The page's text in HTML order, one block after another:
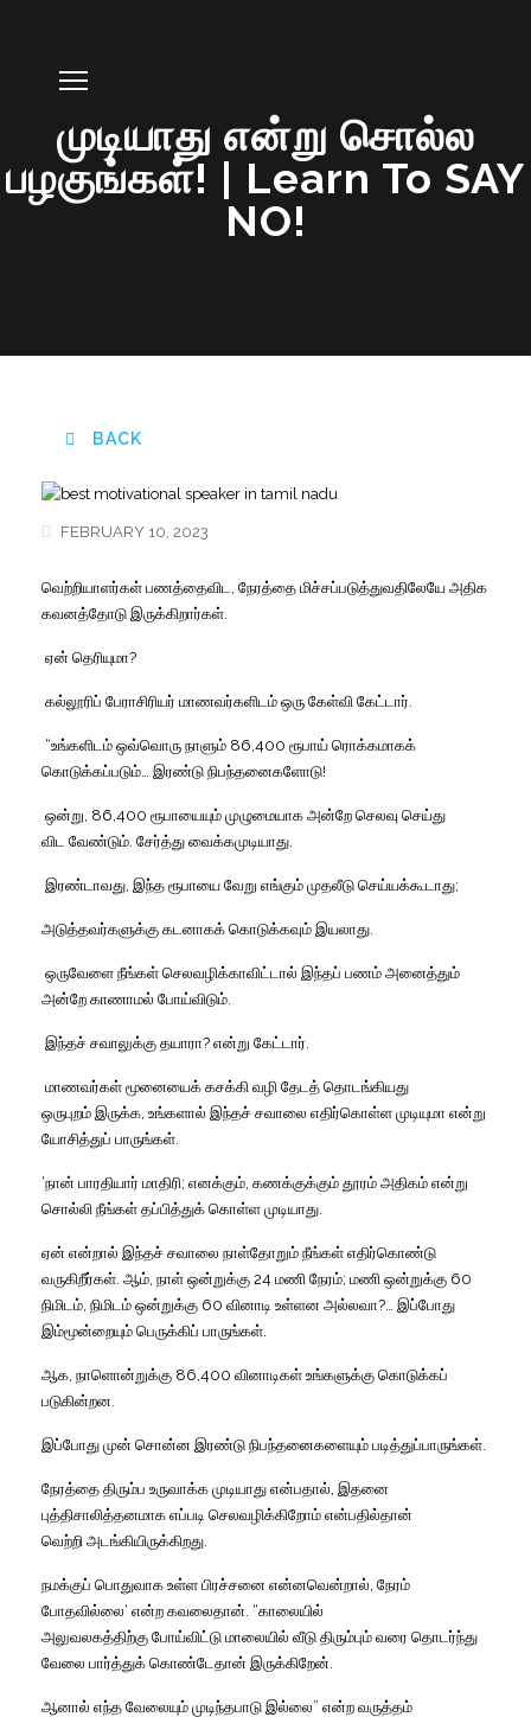
முடியாது என்று சொல்ல
பழகுங்கள்! | Learn To SAY
NO!
BACK
FEBRUARY 10, 2023
வெற்றியாளர்கள் பணத்தைவிட நேரத்தை மிச்சப்படுத்துவதிலேயே அதிக
கவனத்தோடு இருக்கிறார்கள்
ஏன் தெரியுமா?
கல்லூரிப் பேராசிரியர் மாணவர்களிடம் ஒரு கேள்வி கேட்டார்
“உங்களிடம் ஒவ்வொரு நாளும் 86,400 ரூபாய் ரொக்கமாகக்
கொடுக்கப்படும்
இரண்டு நிபந்தனைகளோடு!
ஒன்று , 86,400 ரூபாயையும் முழுமையாக அன்றே செலவு செய்து
விட
வேண்டும் சேர்த்து வைக்கமுடியாது
இரண்டாவது இந்த ரூபாயை வேறு எங்கும் முதலீடு செய்யக்கூடாது;
அடுத்தவர்களுக்கு கடனாகக் கொடுக்கவும் இயலாது
ஒருவேளை நீங்கள் செலவழிக்காவிட்டால் இந்தப் பணம் அனைத்தும்
அன்றே காணாமல் போய்விடும்
இந்தச் சவாலுக்கு தயாரா? என்று கேட்டார்
மாணவர்கள் மூனையைக் கசக்கி வழி தேடத் தொடங்கியது
ஒருபுறம் இருக்க உங்களால் இந்தச் சவாலை எதிர்கொள்ள முடியுமா என்று
யோசித்துப் பாருங்கள்
‘நான் பாரதியார் மாதிரி; எனக்கும் கணக்குக்கும் தூரம் அதிகம் என்று
சொல்லி நீங்கள் தப்பித்துக் கொள்ள முடியாது
ஏன் என்றால் இந்தச் சவாலை நாள்தோறும் நீங்கள் எதிர்கொண்டு
வருகிறீர்கள் ஆம் நாள் ஒன்றுக்கு 24 மணி நேரம்; மணி ஒன்றுக்கு 60
நிமிடம் நிமிடம் ஒன்றுக்கு 60 வினாடி உள்ளன அல்லவா?… இப்போது
இம்மூன்றையும் பெருக்கிப் பாருங்கள்
ஆக நாளொன்றுக்கு 86,400 வினாடிகள் உங்களுக்கு கொடுக்கப்
படுகின்றன
இப்போது முன் சொன்ன இரண்டு நிபந்தனைகளையும் படித்துப்பாருங்கள்
நேரத்தை திரும்ப உருவாக்க முடியாது என்பதால் இதனை
புத்திசாலித்தனமாக எப்படி செலவழிக்கிறோம் என்பதில்தான்
வெற்றி அடங்கியிருக்கிறது
நமக்குப் பொதுவாக உள்ள பிரச்சனை என்னவென்றால் நேரம்
போதவில்லை‘ என்ற கவலைதான் . “காலையில்
அலுவலகத்திற்கு போய்விட்டு மாலையில் வீடு திரும்பும் வரை தொடர்ந்து
வேலை பார்த்துக் கொண்டேதான் இருக்கிறேன்
ஆனால் எந்த வேலையும் முடிந்தபாடு இல்லை” என்ற வருத்தம்